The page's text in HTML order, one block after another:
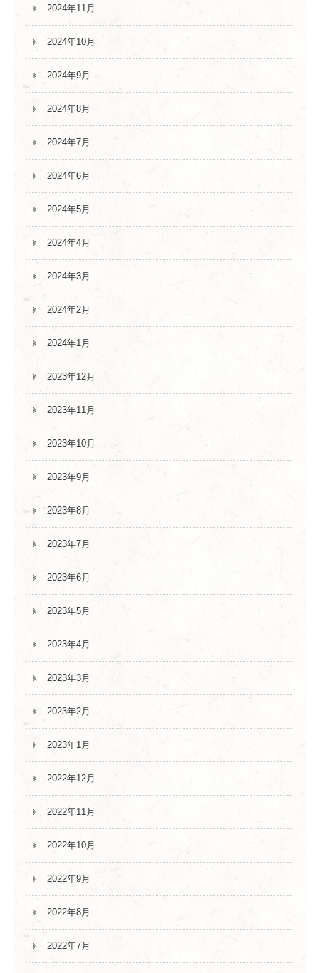
2024年11月
2024年10月
2024年9月
2024年8月
2024年7月
2024年6月
2024年5月
2024年4月
2024年3月
2024年2月
2024年1月
2023年12月
2023年11月
2023年10月
2023年9月
2023年8月
2023年7月
2023年6月
2023年5月
2023年4月
2023年3月
2023年2月
2023年1月
2022年12月
2022年11月
2022年10月
2022年9月
2022年8月
2022年7月